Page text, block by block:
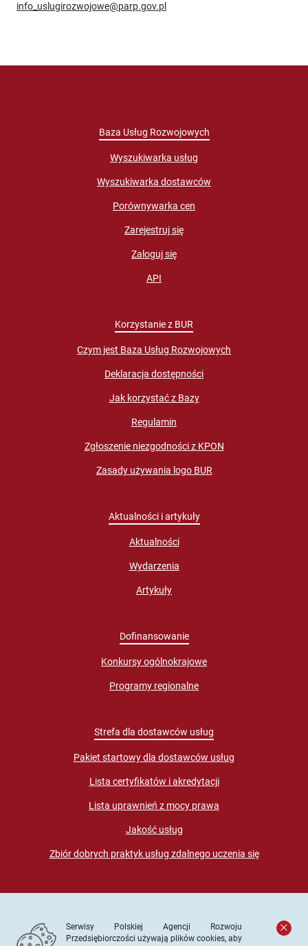
info_uslugirozwojowe@parp.gov.pl
Baza Usług Rozwojowych
Wyszukiwarka usług
Wyszukiwarka dostawców
Porównywarka cen
Zarejestruj się
Zaloguj się
API
Korzystanie z BUR
Czym jest Baza Usług Rozwojowych
Deklaracja dostępności
Jak korzystać z Bazy
Regulamin
Zgłoszenie niezgodności z KPON
Zasady używania logo BUR
Aktualności i artykuły
Aktualności
Wydarzenia
Artykuły
Dofinansowanie
Konkursy ogólnokrajowe
Programy regionalne
Strefa dla dostawców usług
Pakiet startowy dla dostawców usług
Lista certyfikatów i akredytacji
Lista uprawnień z mocy prawa
Jakość usług
Zbiór dobrych praktyk usług zdalnego uczenia się
Serwisy Polskiej Agencji Rozwoju
Przedsiębiorczości używają plików cookies, aby